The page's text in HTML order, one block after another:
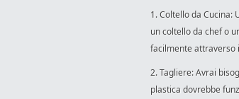
1. Coltello da Cucina:
un coltello da chef o
facilmente attraverso
2. Tagliere: Avrai
plastica dovrebbe